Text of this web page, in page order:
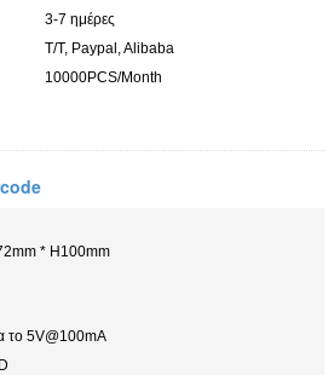
3-7 ημέρες
T/T, Paypal, Alibaba
10000PCS/Month
* H100mm
το 5V@100mA